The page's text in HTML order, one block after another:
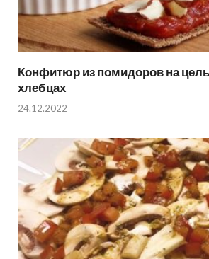
Конфитюр из помидоров на
хлебцах
24.12.2022